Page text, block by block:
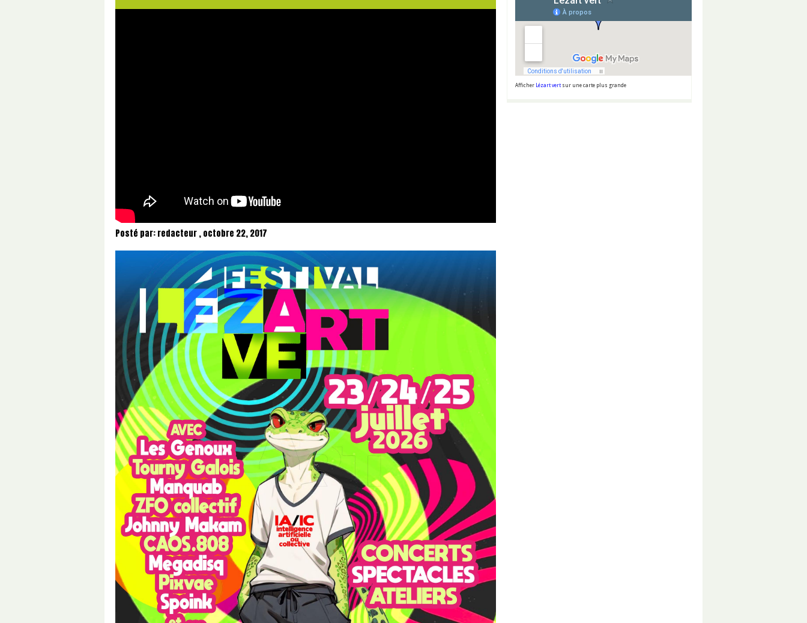
juillet –
MAKAM
Samedi 25
juillet – 22H45
– PIXVAE
Vendredi 24
juillet – 00h30 –
CAOS.808
2026 – 20H45 –
Megad ...
Posté par:redacteur,octobre 22, 2017
Afficher Lézart vert sur une carte plus grande